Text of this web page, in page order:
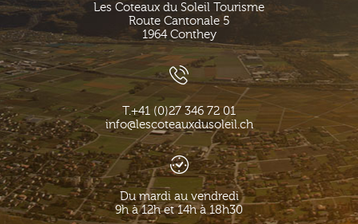
Les Coteaux du Soleil Tourisme
Route Cantonale 5
1964 Conthey
T.+41 (0)27 346 72 01
info@lescoteauxdusoleil.ch
Du mardi au vendredi
9h à 12h et 14h à 18h30